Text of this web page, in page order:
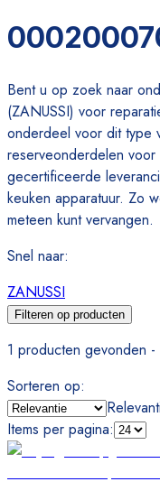
A7GCGH4CO0
Bent u op zoek naar
(ZANUSSI) voor
onderdeel voor dit type
reserveonderdelen
gecertificeerde
keuken apparatuur. Zo
meteen kunt vervangen.
Snel naar:
ZANUSSI
Filteren op producten
1 producten gevonden -
Sorteren op:
Items per pagina: